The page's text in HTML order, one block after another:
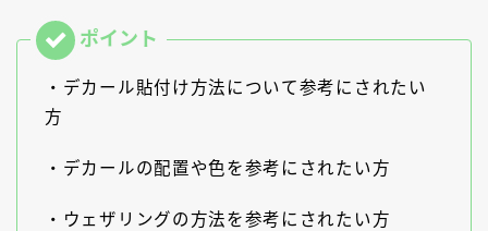
・デカール貼付け方法について参考にされたい
方
・デカールの配置や色を参考にされたい方
・ウェザリングの方法を参考にされたい方